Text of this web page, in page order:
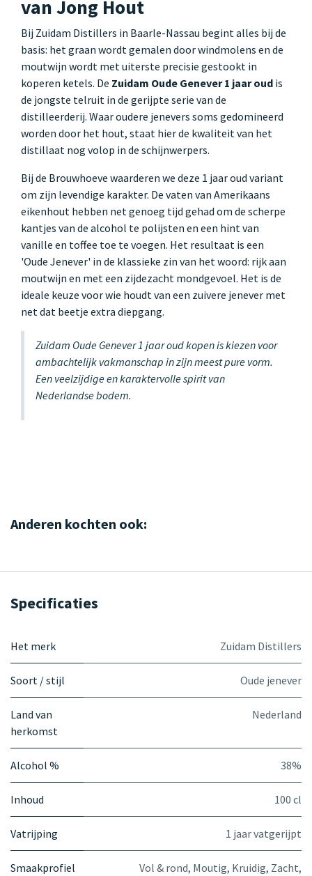
van Jong Hout
Bij Zuidam Distillers in Baarle-Nassau begint alles bij de
basis: het graan wordt gemalen door windmolens en de
moutwijn wordt met uiterste precisie gestookt in
koperen ketels. De Zuidam Oude Genever 1 jaar oud is
de jongste telruit in de gerijpte serie van de
distilleerderij. Waar oudere jenevers soms gedomineerd
worden door het hout, staat hier de kwaliteit van het
distillaat nog volop in de schijnwerpers.
Bij de Brouwhoeve waarderen we deze 1 jaar oud variant
om zijn levendige karakter. De vaten van Amerikaans
eikenhout hebben net genoeg tijd gehad om de scherpe
kantjes van de alcohol te polijsten en een hint van
vanille en toffee toe te voegen. Het resultaat is een
'Oude Jenever' in de klassieke zin van het woord: rijk aan
moutwijn en met een zijdezacht mondgevoel. Het is de
ideale keuze voor wie houdt van een zuivere jenever met
net dat beetje extra diepgang.
Zuidam Oude Genever 1 jaar oud kopen is kiezen voor
ambachtelijk vakmanschap in zijn meest pure vorm.
Een veelzijdige en karaktervolle spirit van
Nederlandse bodem.
Anderen kochten ook:
Specificaties
Het merk Zuidam Distillers
Soort / stijl Oude jenever
Land van
herkomst
Nederland
Alcohol % 38%
Inhoud 100 cl
Vatrijping 1 jaar vatgerijpt
Smaakprofiel Vol & rond, Moutig, Kruidig, Zacht,